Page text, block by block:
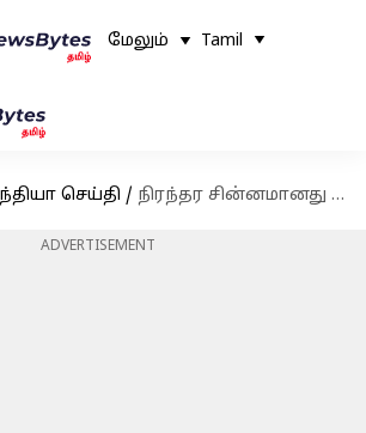
மேலும் Tamil
செய்தி / நிரந்தர சின்னமானது பானை; விசிகவுக்கு அதிகாரப்பூர்வ மாநில கட்சி அந்தஸ்து வழங்கியது தேர்தல் ஆணையம்
ADVERTISEMENT